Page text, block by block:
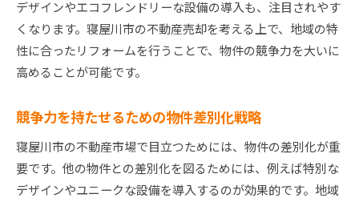
デザインやエコフレンドリーな設備の導入も、注目されやす
くなります。寝屋川市の不動産売却を考える上で、地域の特
性に合ったリフォームを行うことで、物件の競争力を大いに
高めることが可能です。
競争力を持たせるための物件差別化戦略
寝屋川市の不動産市場で目立つためには、物件の差別化が重
要です。他の物件との差別化を図るためには、例えば特別な
デザインやユニークな設備を導入するのが効果的です。地域